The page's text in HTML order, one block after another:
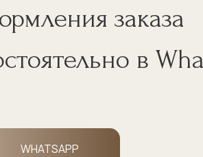
заказа
в
WHATSAPP